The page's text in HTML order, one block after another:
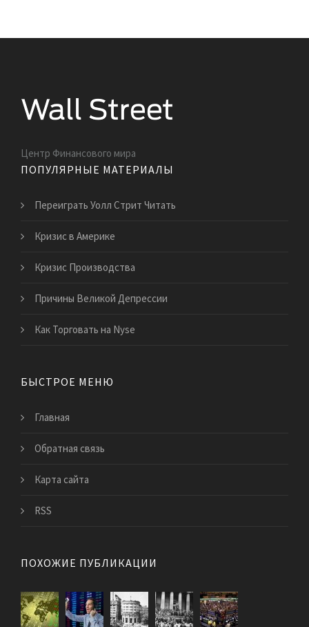
Центр Финансового мира
ПОПУЛЯРНЫЕ МАТЕРИАЛЫ
Переиграть Уолл Стрит Читать
Кризис в Америке
Кризис Производства
Причины Великой Депрессии
Как Торговать на Nyse
БЫСТРОЕ МЕНЮ
Главная
Обратная связь
Карта сайта
RSS
ПОХОЖИЕ ПУБЛИКАЦИИ